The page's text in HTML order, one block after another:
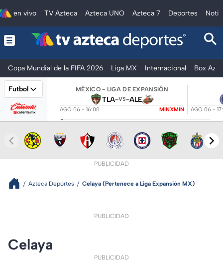
en vivo TV Azteca Azteca UNO Azteca 7 Deportes
Copa Mundial de la FIFA 2026 Liga MX Internacional Box
Futbol MÉXICO - LIGA DE EXPANSIÓN
TLA-VS-ALE
AGO 06 - 16:00 MINXMIN AGO 06 -
PUBLICIDAD
Azteca Deportes Celaya (Pertenece a Liga Expansión MX)
PUBLICIDAD
Celaya
PUBLICIDAD